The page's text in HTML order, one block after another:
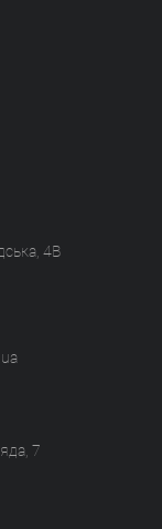
4В
7